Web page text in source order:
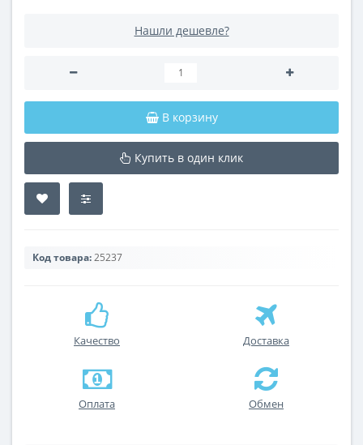
Нашли дешевле?
В корзину
Купить в один клик
Код товара:25237
Качество Доставка
Оплата Обмен